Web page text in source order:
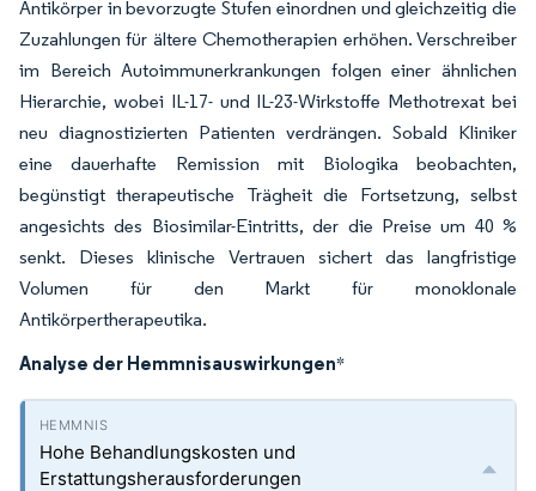
Antikörper in bevorzugte Stufen einordnen und gleichzeitig die
Zuzahlungen für ältere Chemotherapien erhöhen. Verschreiber
im Bereich Autoimmunerkrankungen folgen einer ähnlichen
Hierarchie, wobei IL-17- und IL-23-Wirkstoffe Methotrexat bei
neu diagnostizierten Patienten verdrängen. Sobald Kliniker
eine dauerhafte Remission mit Biologika beobachten,
begünstigt therapeutische Trägheit die Fortsetzung, selbst
angesichts des Biosimilar-Eintritts, der die Preise um 40 %
senkt. Dieses klinische Vertrauen sichert das langfristige
Volumen für den Markt für monoklonale
Antikörpertherapeutika.
Analyse der Hemmnisauswirkungen*
Hohe Behandlungskosten und
Erstattungsherausforderungen